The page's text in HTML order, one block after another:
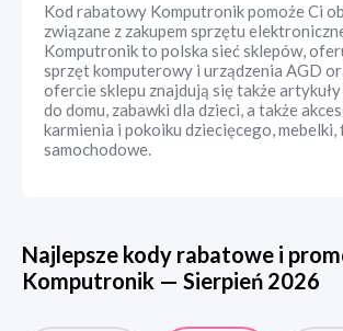
Kod rabatowy Komputronik pomoże Ci
związane z zakupem sprzętu
Komputronik to polska sieć sklepów,
sprzęt komputerowy i urządzenia AGD
ofercie sklepu znajdują się także
do domu, zabawki dla dzieci, a także
karmienia i pokoiku dziecięcego,
samochodowe.
Najlepsze kody rabatowe i
Komputronik — Sierpień 2026